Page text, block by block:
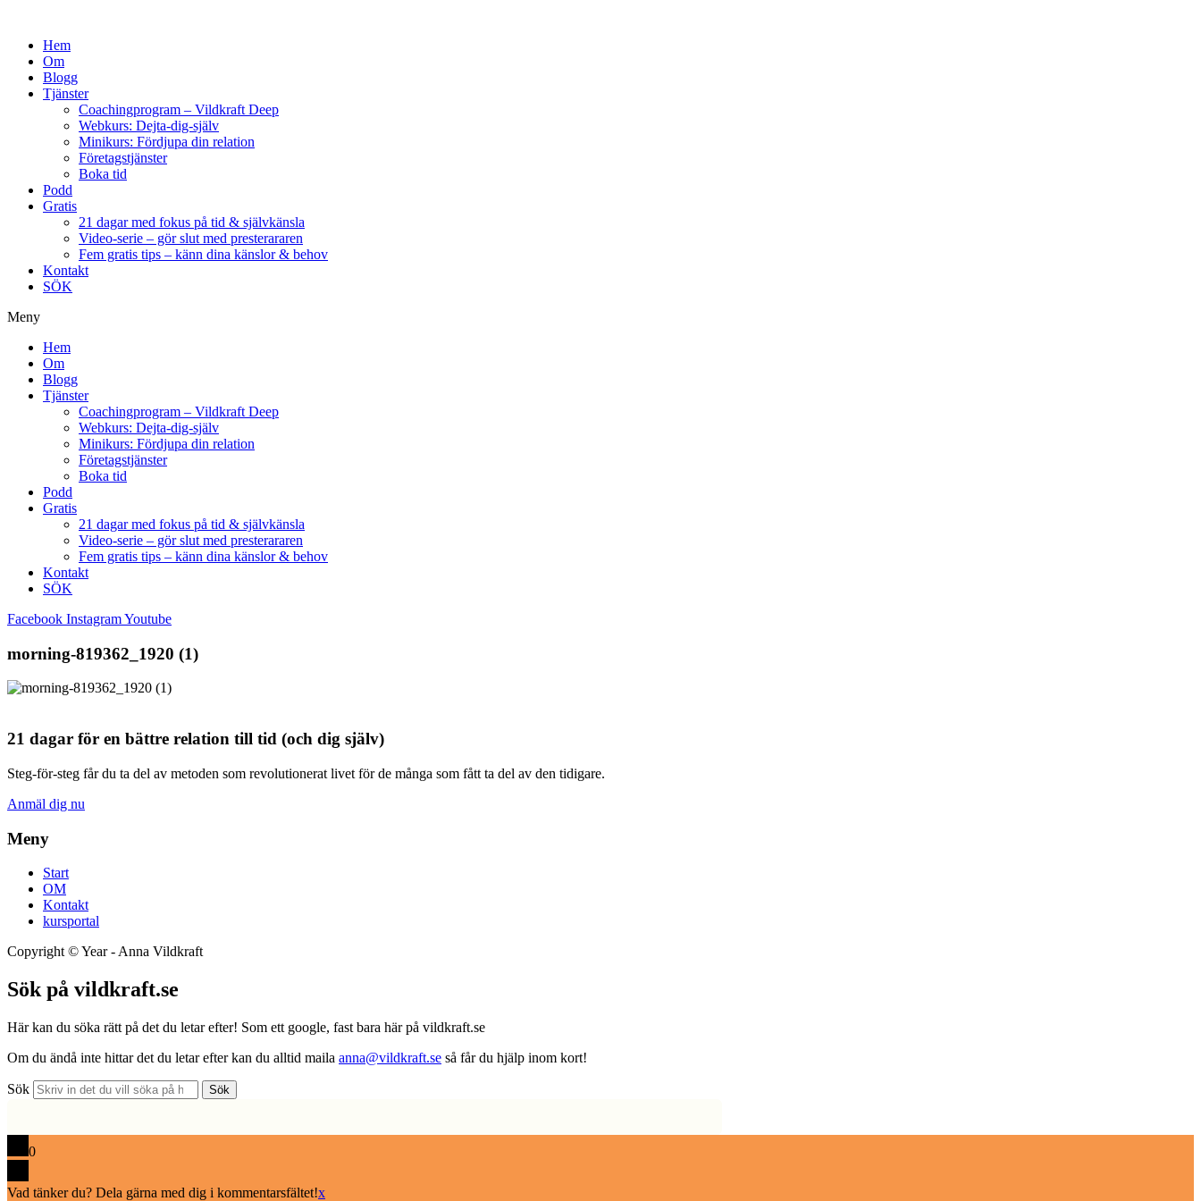
Hem
Om
Blogg
Tjänster
Coachingprogram – Vildkraft Deep
Webkurs: Dejta-dig-själv
Minikurs: Fördjupa din relation
Företagstjänster
Boka tid
Podd
Gratis
21 dagar med fokus på tid & självkänsla
Video-serie – gör slut med presterararen
Fem gratis tips – känn dina känslor & behov
Kontakt
SÖK
Meny
Hem
Om
Blogg
Tjänster
Coachingprogram – Vildkraft Deep
Webkurs: Dejta-dig-själv
Minikurs: Fördjupa din relation
Företagstjänster
Boka tid
Podd
Gratis
21 dagar med fokus på tid & självkänsla
Video-serie – gör slut med presterararen
Fem gratis tips – känn dina känslor & behov
Kontakt
SÖK
Facebook InstagramYoutube
morning-819362_1920 (1)
21 dagar för en bättre relation till tid (och dig själv)
Steg-för-steg får du ta del av metoden som revolutionerat livet för de många som fått ta del av den tidigare.
Anmäl dig nu
Meny
Start
OM
Kontakt
kursportal
Copyright ©Year- Anna Vildkraft
Sök på vildkraft.se
Här kan du söka rätt på det du letar efter! Som ett google, fast bara här på vildkraft.se
Om du ändå inte hittar det du letar efter kan du alltid maila anna@vildkraft.se så får du hjälp inom kort!
Sök Sök
0
Vad tänker du? Dela gärna med dig i kommentarsfältet!x